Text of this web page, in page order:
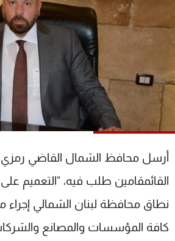
أرسل محافظ الشمال القاضي رمزي
القائمقامين طلب فيه، "التعميم
نطاق محافظة لبنان الشمالي
كافة المؤسسات والمصانع
فن
منوعات رياضة
البرامج
جدول البرامج
شاهد البرامج
عن MTV
الإنـتـاج
وظائف
تواصل معنا
شروط